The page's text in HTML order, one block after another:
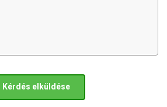
Kérdés elküldése